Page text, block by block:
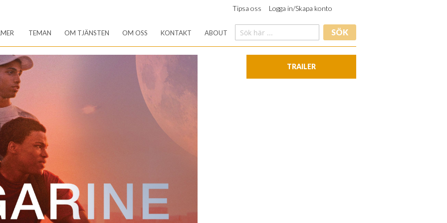
Tipsa oss Logga in/Skapa konto
TEMAN OM TJÄNSTEN OM OSS KONTAKT ABOUT SÖK
TRAILER